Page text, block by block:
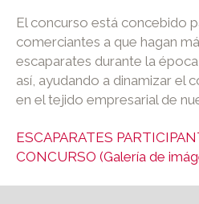
El concurso está concebido
comerciantes a que hagan
escaparates durante la
así, ayudando a dinamizar el
en el tejido empresarial de
ESCAPARATES
CONCURSO (Galería de